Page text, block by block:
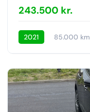
243.500 kr.
2021 85.000 km